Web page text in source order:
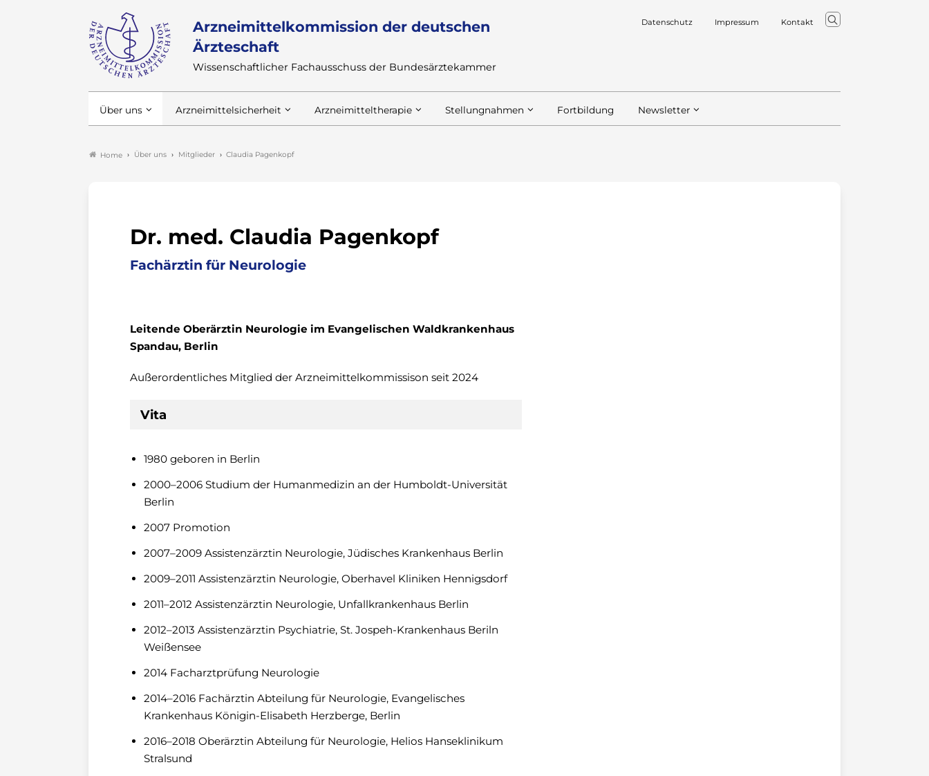
Arzneimittelkommission der deutschen
Ärzteschaft
Wissenschaftlicher Fachausschuss der Bundesärztekammer
Datenschutz Impressum Kontakt
Über uns Arzneimittelsicherheit Arzneimitteltherapie Stellungnahmen Fortbildung Newsletter
Home Über uns Mitglieder Claudia Pagenkopf
Dr. med. Claudia Pagenkopf
Fachärztin für Neurologie
Leitende Oberärztin Neurologie im Evangelischen Waldkrankenhaus
Spandau, Berlin
Außerordentliches Mitglied der Arzneimittelkommissison seit 2024
Vita
1980 geboren in Berlin
2000–2006 Studium der Humanmedizin an der Humboldt-Universität
Berlin
2007 Promotion
2007–2009 Assistenzärztin Neurologie, Jüdisches Krankenhaus Berlin
2009–2011 Assistenzärztin Neurologie, Oberhavel Kliniken Hennigsdorf
2011–2012 Assistenzärztin Neurologie, Unfallkrankenhaus Berlin
2012–2013 Assistenzärztin Psychiatrie, St. Jospeh-Krankenhaus Beriln
Weißensee
2014 Facharztprüfung Neurologie
2014–2016 Fachärztin Abteilung für Neurologie, Evangelisches
Krankenhaus Königin-Elisabeth Herzberge, Berlin
2016–2018 Oberärztin Abteilung für Neurologie, Helios Hanseklinikum
Stralsund